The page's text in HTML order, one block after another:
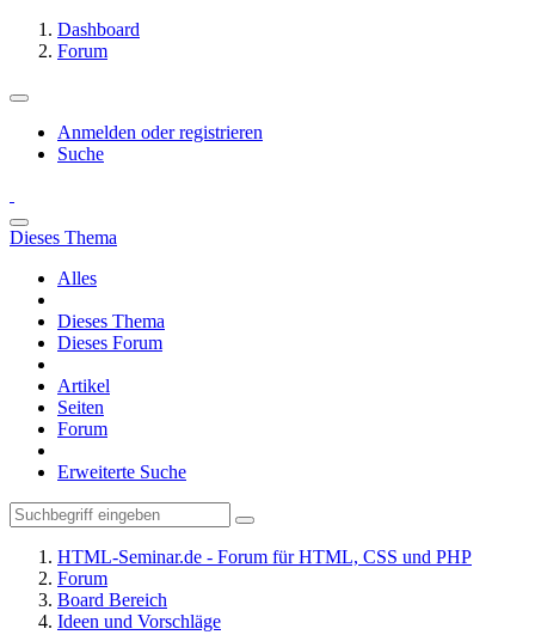
Dashboard
Forum
Anmelden oder registrieren
Suche
Dieses Thema
Alles
Dieses Thema
Dieses Forum
Artikel
Seiten
Forum
Erweiterte Suche
HTML-Seminar.de - Forum für HTML, CSS und PHP
Forum
Board Bereich
Ideen und Vorschläge